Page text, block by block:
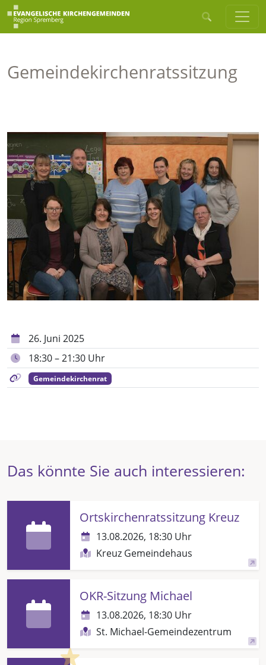
Gemeindekirchenratssitzung
26. Juni 2025
18:30 – 21:30 Uhr
Gemeindekirchenrat
Das könnte Sie auch interessieren:
Ortskirchenratssitzung Kreuz
13.08.2026, 18:30 Uhr
Kreuz Gemeindehaus
OKR-Sitzung Michael
13.08.2026, 18:30 Uhr
St. Michael-Gemeindezentrum
Highlight